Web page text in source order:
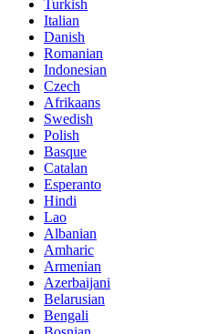
Turkish
Italian
Danish
Romanian
Indonesian
Czech
Afrikaans
Swedish
Polish
Basque
Catalan
Esperanto
Hindi
Lao
Albanian
Amharic
Armenian
Azerbaijani
Belarusian
Bengali